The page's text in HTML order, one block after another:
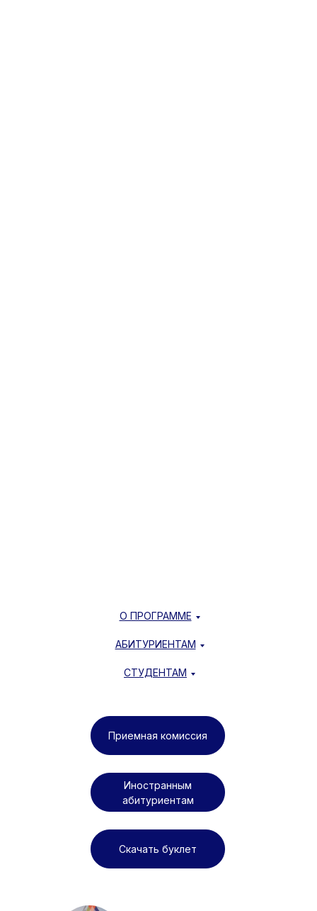
Скачать буклет
Иностранным
абитуриентам
Приемная комиссия
СТУДЕНТАМ
АБИТУРИЕНТАМ
О ПРОГРАММЕ